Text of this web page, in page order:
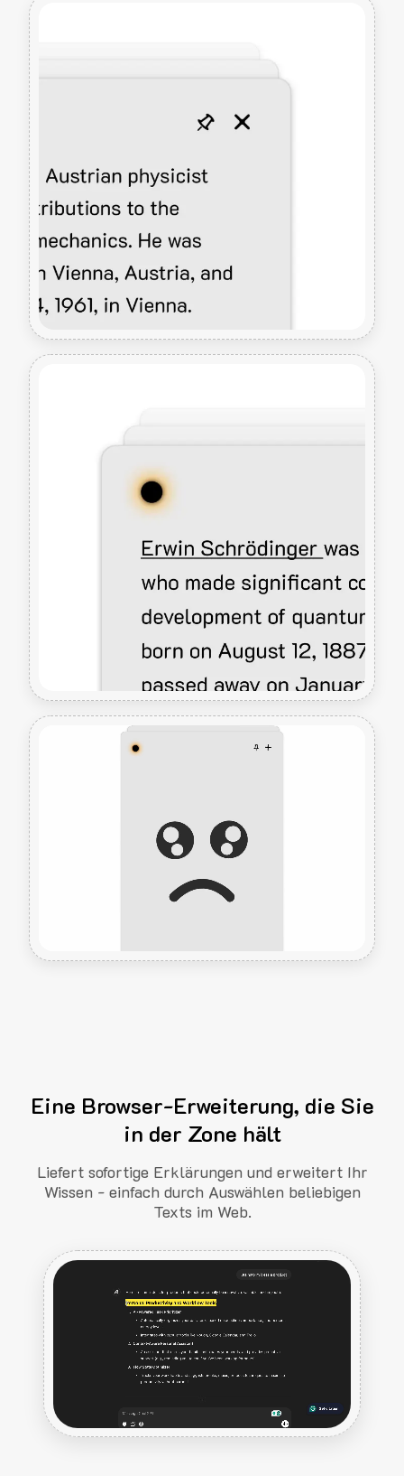
Eine Browser-Erweiterung, die Sie
in der Zone hält
Liefert sofortige Erklärungen und erweitert Ihr
Wissen - einfach durch Auswählen beliebigen
Texts im Web.